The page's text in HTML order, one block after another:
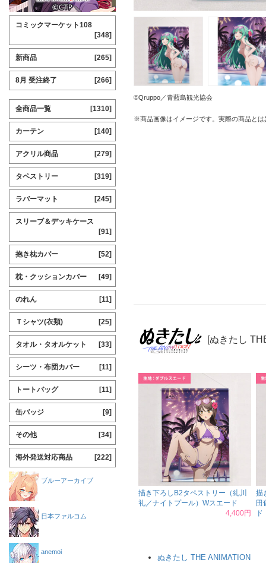
©Qruppo／青藍島観光協会
※商品画像はイメージです。実際の商品と
[ぬきたし
描き下ろしB2タペストリー（糺川
礼／ナイトプール）Wスエード
4,400円
描
田
ド
ぬきたし THE ANIMATION
コミックマーケット108
[348]
新商品 [265]
8月 受注終了 [266]
全商品一覧 [1310]
カーテン [140]
アクリル商品 [279]
タペストリー [319]
ラバーマット [245]
スリーブ＆デッキケース
[91]
抱き枕カバー [52]
枕・クッションカバー [49]
のれん [11]
Ｔシャツ(衣類) [25]
タオル・タオルケット [33]
シーツ・布団カバー [11]
トートバッグ [11]
缶バッジ [9]
その他 [34]
海外発送対応商品 [222]
ブルーアーカイブ
日本ファルコム
anemoi